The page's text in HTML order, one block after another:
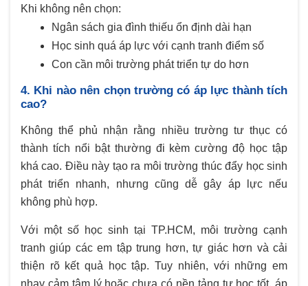
Khi không nên chọn:
Ngân sách gia đình thiếu ổn định dài hạn
Học sinh quá áp lực với cạnh tranh điểm số
Con cần môi trường phát triển tự do hơn
4. Khi nào nên chọn trường có áp lực thành tích
cao?
Không thể phủ nhận rằng nhiều trường tư thục có
thành tích nổi bật thường đi kèm cường độ học tập
khá cao. Điều này tạo ra môi trường thúc đẩy học sinh
phát triển nhanh, nhưng cũng dễ gây áp lực nếu
không phù hợp.
Với một số học sinh tại TP.HCM, môi trường cạnh
tranh giúp các em tập trung hơn, tự giác hơn và cải
thiện rõ kết quả học tập. Tuy nhiên, với những em
nhạy cảm tâm lý hoặc chưa có nền tảng tự học tốt, áp